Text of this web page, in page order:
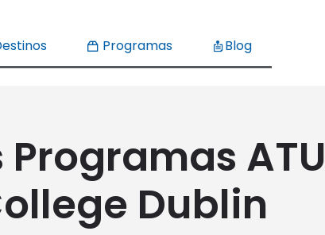
Programas Blog
ATU
Dublin